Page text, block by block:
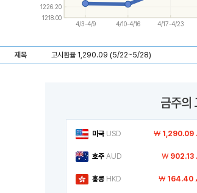
1218.00
1226.20
4/3-4/9 4/10-4/16 4/17-4/23
the
left
keys
navigate
제목 고시환율 1,290.09 (5/22~5/28)
금주의
미국 USD ￦ 1,290.09
호주 AUD ￦ 902.13
홍콩 HKD ￦ 164.40